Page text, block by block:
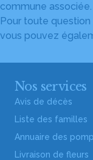
commune associée.
Pour toute
vous pouvez
Nos services
Avis de décès
Liste des familles
Annuaire des
Livraison de fleurs